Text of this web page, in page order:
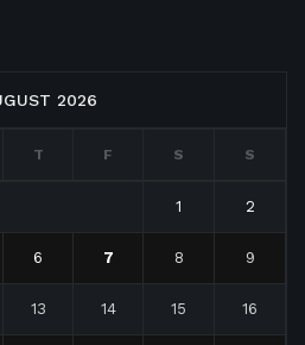
2026
T F S S
1 2
6 7 8 9
13 14 15 16